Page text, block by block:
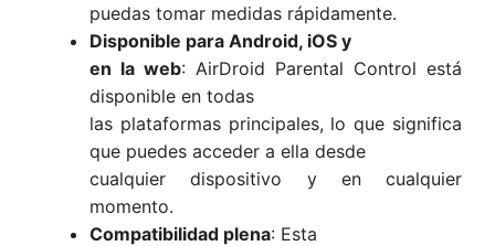
puedas tomar medidas rápidamente.
Disponible para Android, iOS y
en la web: AirDroid Parental Control está
disponible en todas
las plataformas principales, lo que significa
que puedes acceder a ella desde
cualquier dispositivo y en cualquier
momento.
Compatibilidad plena: Esta